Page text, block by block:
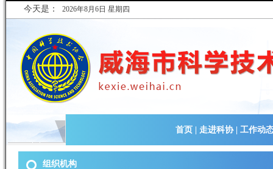
今天是： 2026年8月6日 星期四
首页 走进科协|工作动
组织机构